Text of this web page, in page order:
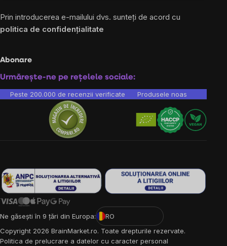
Prin introducerea e-mailului dvs. sunteți de acord cu
politica de confidențialitate
Abonare
Urmărește-ne pe rețelele sociale:
Peste 200.000 de recenzii verificate Produsele noastre sunt
Ne găsești în 9 țări din Europa:
RO
Copyright 2026 BrainMarket.ro. Toate drepturile rezervate.
Politica de prelucrare a datelor cu caracter personal